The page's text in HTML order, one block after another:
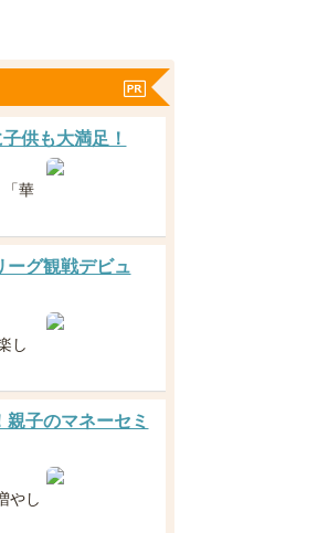
供も大満足！
華
グ観戦デビュ
し
子のマネーセミ
やし